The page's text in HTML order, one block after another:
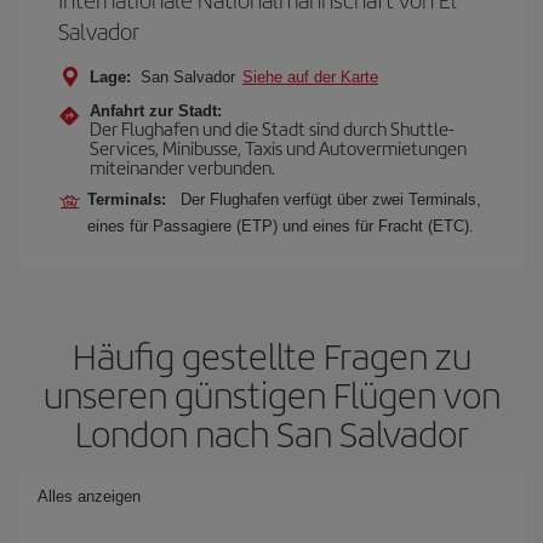
Salvador
Lage: San Salvador Siehe auf der Karte
Anfahrt zur Stadt:
Der Flughafen und die Stadt sind durch Shuttle-
Services, Minibusse, Taxis und Autovermietungen
miteinander verbunden.
Terminals:
Der Flughafen verfügt über zwei Terminals,
eines für Passagiere (ETP) und eines für Fracht (ETC).
Häufig gestellte Fragen zu
unseren günstigen Flügen von
London nach San Salvador
Alles anzeigen